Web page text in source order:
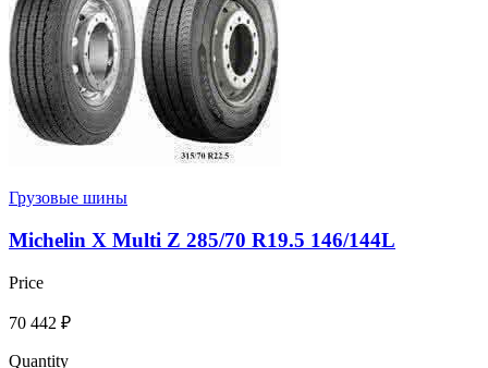
Грузовые шины
Michelin X Multi Z 285/70 R19.5 146/144L
Price
70 442 ₽
Quantity